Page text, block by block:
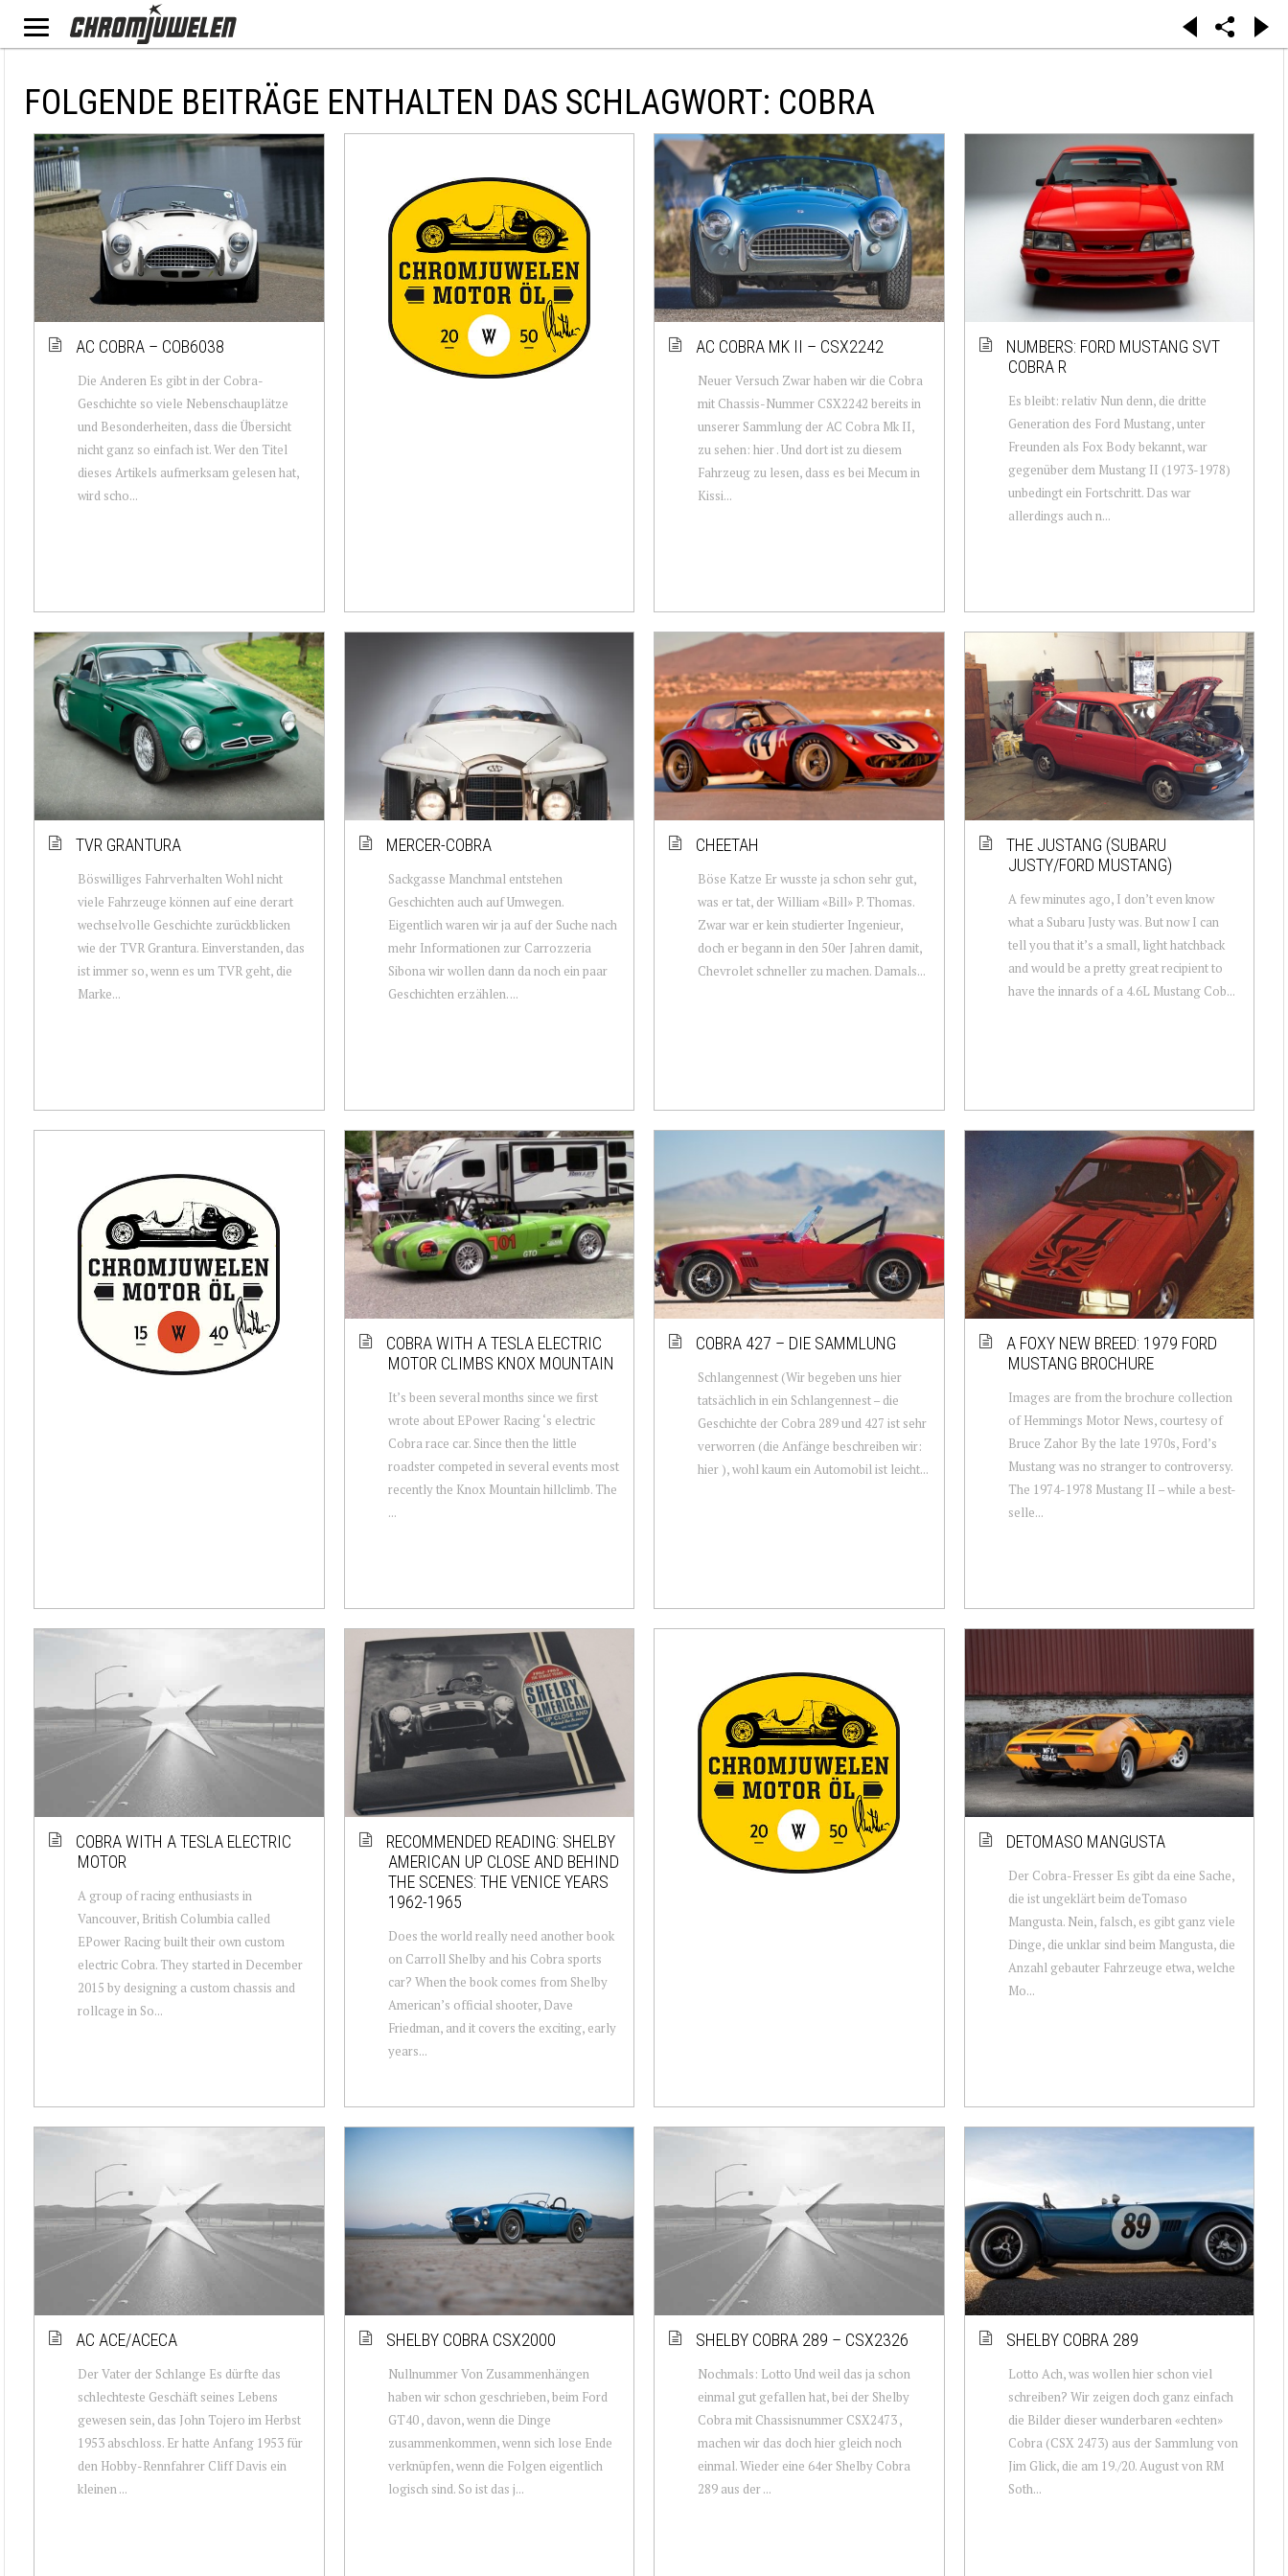
FOLGENDE BEITRÄGE ENTHALTEN DAS SCHLAGWORT: COBRA
AC COBRA – COB6038
Die Anderen Es gibt in der Cobra-
Geschichte so viele Nebenschauplätze
und Besonderheiten, dass die Übersicht
nicht ganz so einfach ist. Wer den Titel
dieses Artikels aufmerksam gelesen hat,
wird scho...
AC COBRA MK II – CSX2242
Neuer Versuch Zwar haben wir die Cobra
mit Chassis-Nummer CSX2242 bereits in
unserer Sammlung der AC Cobra Mk II,
zu sehen: hier . Und dort ist zu diesem
Fahrzeug zu lesen, dass es bei Mecum in
Kissi...
NUMBERS: FORD MUSTANG SVT
COBRA R
Es bleibt: relativ Nun denn, die dritte
Generation des Ford Mustang, unter
Freunden als Fox Body bekannt, war
gegenüber dem Mustang II (1973-1978)
unbedingt ein Fortschritt. Das war
allerdings auch n...
TVR GRANTURA
Böswilliges Fahrverhalten Wohl nicht
viele Fahrzeuge können auf eine derart
wechselvolle Geschichte zurückblicken
wie der TVR Grantura. Einverstanden, das
ist immer so, wenn es um TVR geht, die
Marke...
MERCER-COBRA
Sackgasse Manchmal entstehen
Geschichten auch auf Umwegen.
Eigentlich waren wir ja auf der Suche nach
mehr Informationen zur Carrozzeria
Sibona wir wollen dann da noch ein paar
Geschichten erzählen. ...
CHEETAH
Böse Katze Er wusste ja schon sehr gut,
was er tat, der William «Bill» P. Thomas.
Zwar war er kein studierter Ingenieur,
doch er begann in den 50er Jahren damit,
Chevrolet schneller zu machen. Damals...
THE JUSTANG (SUBARU
JUSTY/FORD MUSTANG)
A few minutes ago, I don’t even know
what a Subaru Justy was. But now I can
tell you that it’s a small, light hatchback
and would be a pretty great recipient to
have the innards of a 4.6L Mustang Cob...
COBRA WITH A TESLA ELECTRIC
MOTOR CLIMBS KNOX MOUNTAIN
It’s been several months since we first
wrote about EPower Racing ‘s electric
Cobra race car. Since then the little
roadster competed in several events most
recently the Knox Mountain hillclimb. The
...
COBRA 427 – DIE SAMMLUNG
Schlangennest (Wir begeben uns hier
tatsächlich in ein Schlangennest – die
Geschichte der Cobra 289 und 427 ist sehr
verworren (die Anfänge beschreiben wir:
hier ), wohl kaum ein Automobil ist leicht...
A FOXY NEW BREED: 1979 FORD
MUSTANG BROCHURE
Images are from the brochure collection
of Hemmings Motor News, courtesy of
Bruce Zahor By the late 1970s, Ford’s
Mustang was no stranger to controversy.
The 1974-1978 Mustang II – while a best-
selle...
COBRA WITH A TESLA ELECTRIC
MOTOR
A group of racing enthusiasts in
Vancouver, British Columbia called
EPower Racing built their own custom
electric Cobra. They started in December
2015 by designing a custom chassis and
rollcage in So...
RECOMMENDED READING: SHELBY
AMERICAN UP CLOSE AND BEHIND
THE SCENES: THE VENICE YEARS
1962-1965
Does the world really need another book
on Carroll Shelby and his Cobra sports
car? When the book comes from Shelby
American’s official shooter, Dave
Friedman, and it covers the exciting, early
years...
DETOMASO MANGUSTA
Der Cobra-Fresser Es gibt da eine Sache,
die ist ungeklärt beim deTomaso
Mangusta. Nein, falsch, es gibt ganz viele
Dinge, die unklar sind beim Mangusta, die
Anzahl gebauter Fahrzeuge etwa, welche
Mo...
AC ACE/ACECA
Der Vater der Schlange Es dürfte das
schlechteste Geschäft seines Lebens
gewesen sein, das John Tojero im Herbst
1953 abschloss. Er hatte Anfang 1953 für
den Hobby-Rennfahrer Cliff Davis ein
kleinen ...
SHELBY COBRA CSX2000
Nullnummer Von Zusammenhängen
haben wir schon geschrieben, beim Ford
GT40 , davon, wenn die Dinge
zusammenkommen, wenn sich lose Ende
verknüpfen, wenn die Folgen eigentlich
logisch sind. So ist das j...
SHELBY COBRA 289 – CSX2326
Nochmals: Lotto Und weil das ja schon
einmal gut gefallen hat, bei der Shelby
Cobra mit Chassisnummer CSX2473 ,
machen wir das doch hier gleich noch
einmal. Wieder eine 64er Shelby Cobra
289 aus der ...
SHELBY COBRA 289
Lotto Ach, was wollen hier schon viel
schreiben? Wir zeigen doch ganz einfach
die Bilder dieser wunderbaren «echten»
Cobra (CSX 2473) aus der Sammlung von
Jim Glick, die am 19./20. August von RM
Soth...